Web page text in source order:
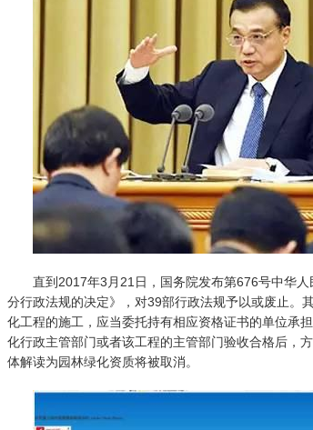
直到2017年3月21日，国务院发布第676号中华
分行政法规的决定》，对39部行政法规予以或废止。
化工程的施工，应当委托持有相应资格证书的单位承
化行政主管部门或者该工程的主管部门验收合格后，
体解读为园林绿化资质将被取消。